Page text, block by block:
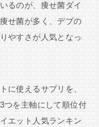
るのが、痩せ菌ダイ
せ菌が多く、デブの
やすさが人気となっ
に使えるサプリを、
つを主軸にして順位付
エット人気ランキン